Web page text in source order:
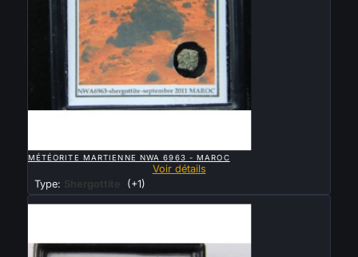
MÉTÉORITE MARTIENNE NWA 6963 - MAROC
Voir détails
Type: Shergottite (+1)
Vendu